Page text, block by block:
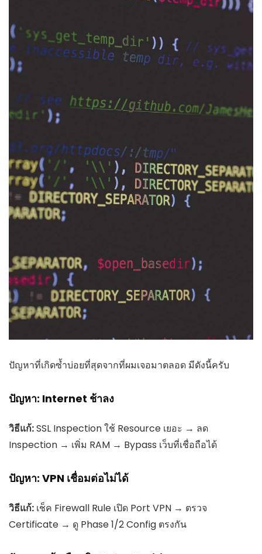
ปัญหาที่เกิดซ้ำบ่อยที่สุดจากที่ผมเจอมาตลอด มีดังนี้ครับ
ปัญหา: Internet ช้าลง
วิธีแก้:SSL Inspection ใช้ Resource เยอะ → ลด
Inspection → เพิ่ม RAM → Bypass เว็บที่เชื่อถือได้
ปัญหา: VPN เชื่อมต่อไม่ได้
วิธีแก้: เช็ค Firewall Rule เปิด Port VPN → ตรวจ
Certificate → ดู Phase 1/2 Config ตรงกัน